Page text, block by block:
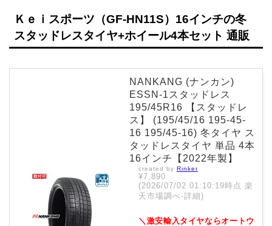
Ｋｅｉスポーツ（GF-HN11S）16インチの冬
スタッドレスタイヤ+ホイール4本セット 通販
NANKANG (ナンカン)
ESSN-1スタッドレス
195/45R16 【スタッドレ
ス】 (195/45/16 195-45-
16 195/45-16) 冬タイヤ ス
タッドレスタイヤ 単品 4本
16インチ【2022年製】
created by Rinker
¥7,890
(2026/07/02 01:10:19時点 楽
天市場調べ-詳細)
＼激安輸入タイヤならオートウ